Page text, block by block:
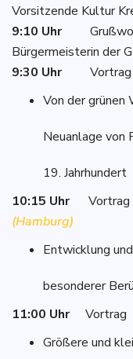
Vorsitzende Kultur
9:10 Uhr
Bürgermeisterin der
9:30 Uhr
Von der
Neuanlage von
19. Jahrhundert
10:15 Uhr
(Hamburg)
Entwicklung
besonderer
11:00 UhrVortrag
Größere und